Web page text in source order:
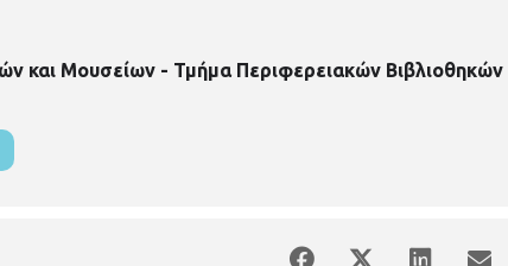
και Μουσείων - Τμήμα Περιφερειακών Βιβλιοθηκών